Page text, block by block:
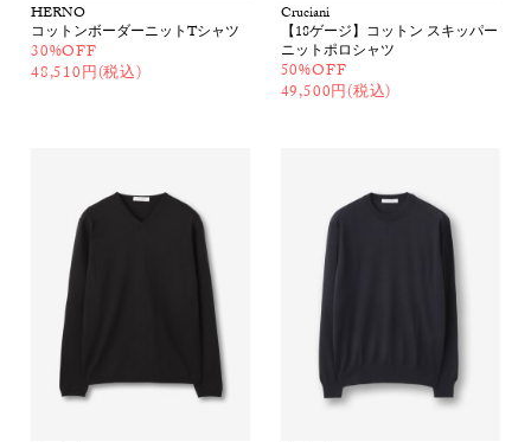
HERNO
コットンボーダーニットTシャツ
30%OFF
48,510円(税込)
Cruciani
【18ゲージ】コットン スキッパー
ニットポロシャツ
50%OFF
49,500円(税込)